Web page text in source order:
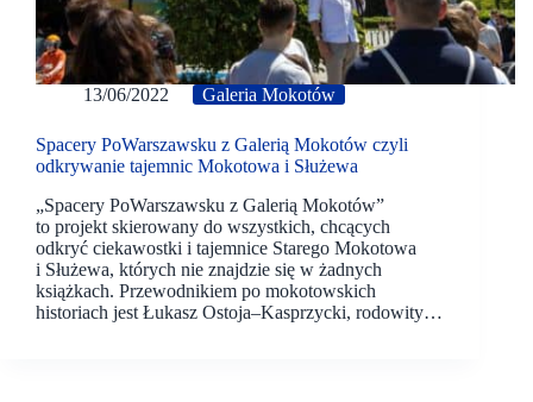
13/06/2022 Galeria Mokotów
Spacery PoWarszawsku z Galerią Mokotów czyli
odkrywanie tajemnic Mokotowa i Służewa
„Spacery PoWarszawsku z Galerią Mokotów”
to projekt skierowany do wszystkich, chcących
odkryć ciekawostki i tajemnice Starego Mokotowa
i Służewa, których nie znajdzie się w żadnych
książkach. Przewodnikiem po mokotowskich
historiach jest Łukasz Ostoja–Kasprzycki, rodowity…